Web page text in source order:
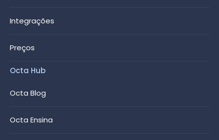
Integrações
Preços
Octa Hub
Octa Blog
Octa Ensina